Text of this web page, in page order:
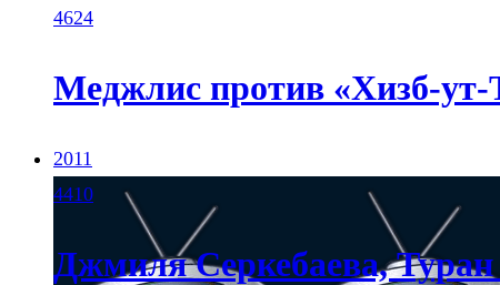
4624
Меджлис против «Хизб-ут-
2011
4410
Джмиля Серкебаева,